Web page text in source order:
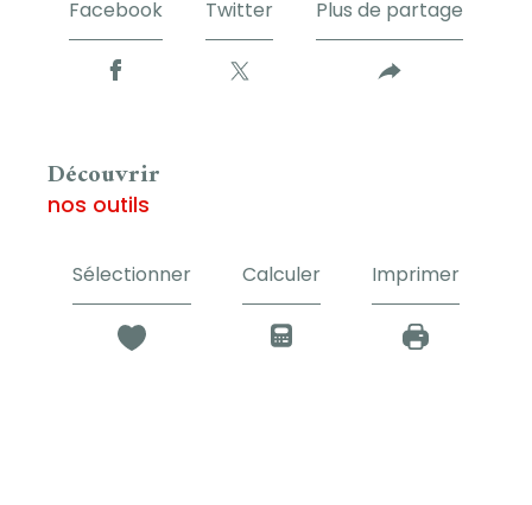
Facebook Twitter Plus de partage
découvrir
nos outils
Sélectionner Calculer Imprimer